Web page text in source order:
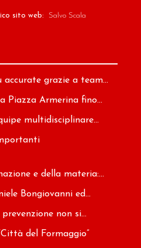
sito web: Salvo Scala
accurate grazie a team...
Piazza Armerina fino...
multidisciplinare...
e della materia:...
Bongiovanni ed...
non si...
del Formaggio”